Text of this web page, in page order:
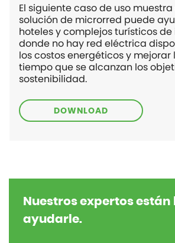
El siguiente caso de uso
solución de microrred puede
hoteles y complejos turísticos de
donde no hay red eléctrica
los costos energéticos y mejorar
tiempo que se alcanzan los
sostenibilidad.
DOWNLOAD
Nuestros expertos
ayudarle.